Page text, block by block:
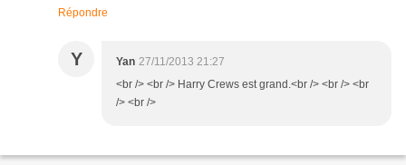
Répondre
Y Yan 27/11/2013 21:27
<br /> <br /> Harry Crews est grand.<br /> <br /> <br
/> <br />